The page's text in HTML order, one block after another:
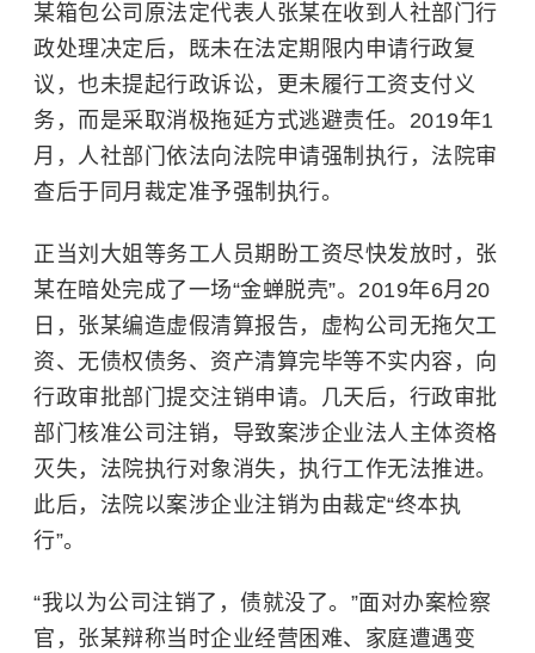
某箱包公司原法定代表人张某在收到人社部门行
政处理决定后，既未在法定期限内申请行政复
议，也未提起行政诉讼，更未履行工资支付义
务，而是采取消极拖延方式逃避责任。2019年1
月，人社部门依法向法院申请强制执行，法院审
查后于同月裁定准予强制执行。
正当刘大姐等务工人员期盼工资尽快发放时，张
某在暗处完成了一场“金蝉脱壳”。 2019年6月20
日，张某编造虚假清算报告，虚构公司无拖欠工
资、无债权债务、资产清算完毕等不实内容，向
行政审批部门提交注销申请。几天后，行政审批
部门核准公司注销，导致案涉企业法人主体资格
灭失，法院执行对象消失，执行工作无法推进。
此后，法院以案涉企业注销为由裁定“终本执
行”。
“我以为公司注销了，债就没了。”面对办案检察
官，张某辩称当时企业经营困难、家庭遭遇变